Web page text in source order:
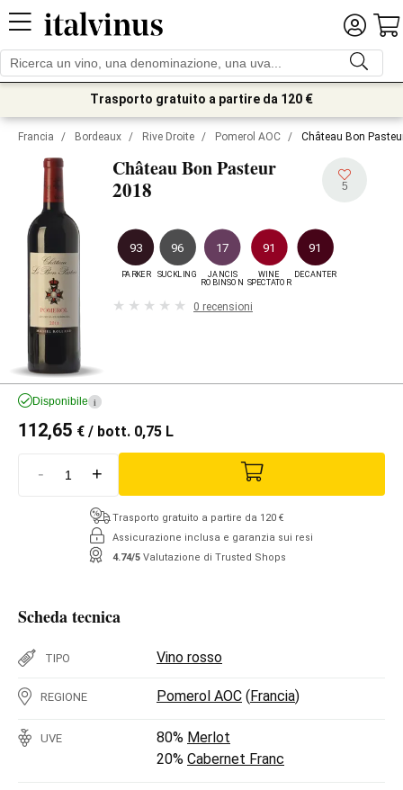
Trasporto gratuito a partire da 120 €
Francia / Bordeaux / Rive Droite / Pomerol AOC / Château Bon
Château Bon Pasteur
2018 5
93
PARKER
96
SUCKLING
17
JANCIS
ROBINSON
91
WINE
SPECTATOR
91
DECANTER
0 recensioni
Disponibile i
112,65 € / bott. 0,75 L
- +
Trasporto gratuito a partire da 120 €
Assicurazione inclusa e garanzia sui resi
4.74/5 Valutazione di Trusted Shops
Scheda tecnica
TIPO Vino rosso
REGIONE Pomerol AOC (Francia)
UVE 80% Merlot
20% Cabernet Franc